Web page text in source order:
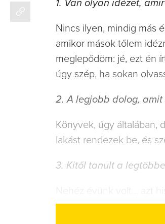
1. Van olyan idézet,
Nincs ilyen, mindig más
amikor mások tőlem
meglepődöm: jé, ezt én
úgy szép, ha sokan
2. A legjobb dolog,
Könyvek, úgy általában,
lakást rendezek be, és
3. Kitől tanult a
Nehéz évünk volt… azt